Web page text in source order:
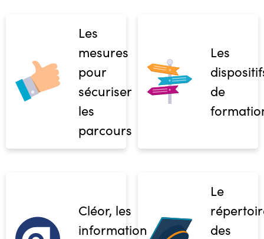
Les
mesures
pour
sécuriser
les
parcours
Les
de
Cléor, les
informations
Le
des